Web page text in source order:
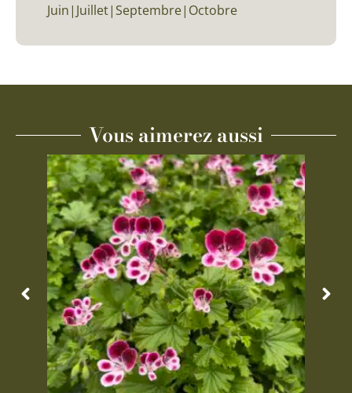
Juin|Juillet|Septembre|Octobre
Vous aimerez aussi